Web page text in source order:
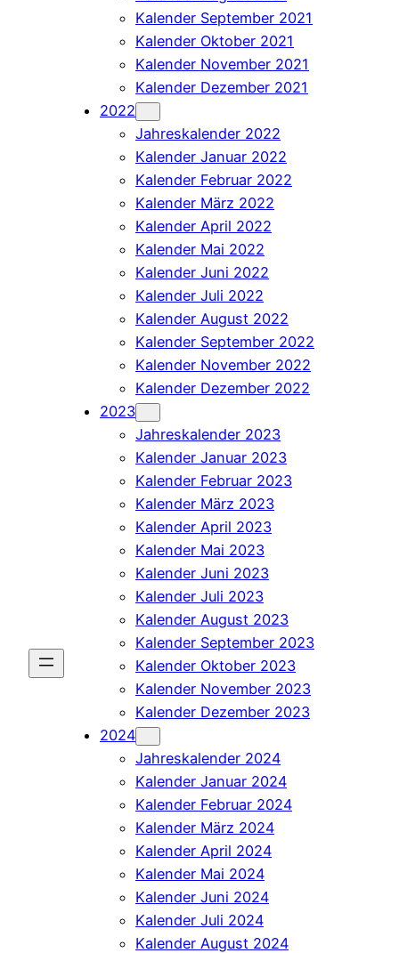
Kalender September 2021
Kalender Oktober 2021
Kalender November 2021
Kalender Dezember 2021
2022
Jahreskalender 2022
Kalender Januar 2022
Kalender Februar 2022
Kalender März 2022
Kalender April 2022
Kalender Mai 2022
Kalender Juni 2022
Kalender Juli 2022
Kalender August 2022
Kalender September 2022
Kalender November 2022
Kalender Dezember 2022
2023
Jahreskalender 2023
Kalender Januar 2023
Kalender Februar 2023
Kalender März 2023
Kalender April 2023
Kalender Mai 2023
Kalender Juni 2023
Kalender Juli 2023
Kalender August 2023
Kalender September 2023
Kalender Oktober 2023
Kalender November 2023
Kalender Dezember 2023
2024
Jahreskalender 2024
Kalender Januar 2024
Kalender Februar 2024
Kalender März 2024
Kalender April 2024
Kalender Mai 2024
Kalender Juni 2024
Kalender Juli 2024
Kalender August 2024